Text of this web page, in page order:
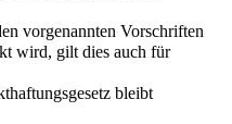
vorgenannten Vorschriften
wird, gilt dies auch für
bleibt